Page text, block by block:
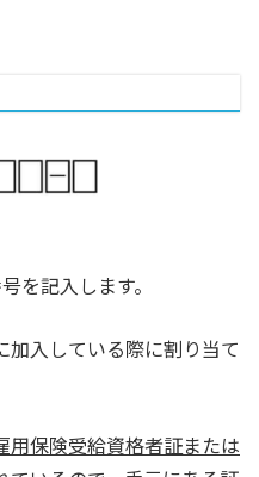
を記入します。
入している際に割り当て
用保険受給資格者証または